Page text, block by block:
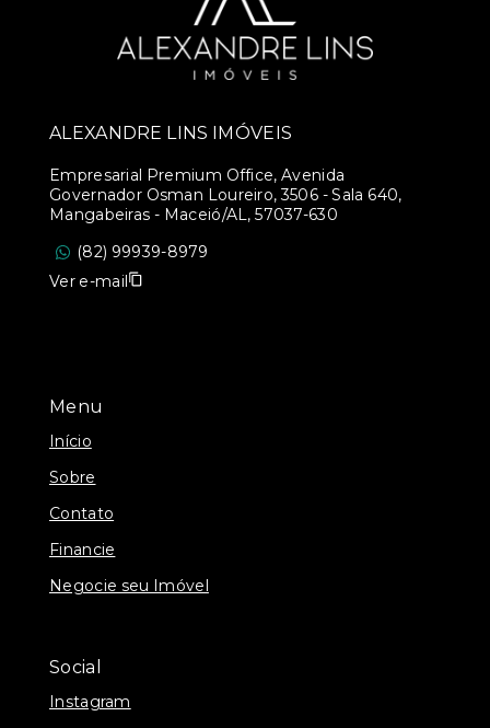
Menu
Início
Sobre
Contato
Financie
Negocie seu Imóvel
Social
Instagram
ALEXANDRE LINS IMÓVEIS
Empresarial Premium Office, Avenida
Governador Osman Loureiro, 3506 - Sala 640,
Mangabeiras - Maceió/AL, 57037-630
(82) 99939-8979
Ver e-mail